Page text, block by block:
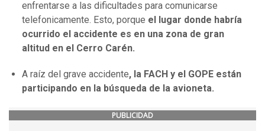
enfrentarse a las dificultades para comunicarse
telefonicamente. Esto, porque el lugar donde habría
ocurrido el accidente es en una zona de gran
altitud en el Cerro Carén.
A raíz del grave accidente, la FACH y el GOPE están
participando en la búsqueda de la avioneta.
PUBLICIDAD